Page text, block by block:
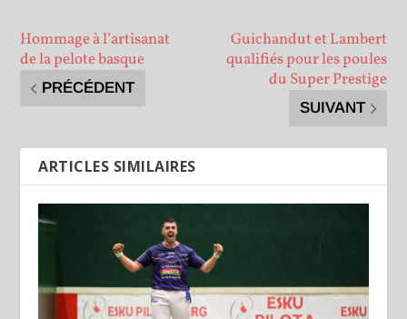
Hommage à l’artisanat
de la pelote basque
PRÉCÉDENT
Guichandut et Lambert
qualifiés pour les poules
du Super Prestige
SUIVANT
ARTICLES SIMILAIRES